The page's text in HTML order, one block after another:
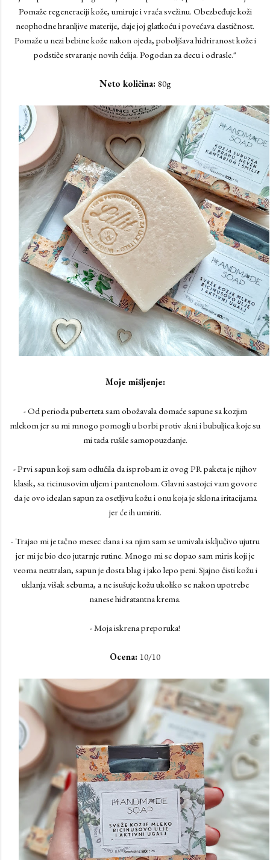
Pomaže regeneraciji kože, umiruje i vraća svežinu. Obezbeđuje koži
neophodne hranljive materije, daje joj glatkoću i povećava elastičnost.
Pomaže u nezi bebine kože nakon ojeda, poboljšava hidriranost kože i
podstiče stvaranje novih ćelija. Pogodan za decu i odrasle."
Neto količina: 80g
Moje mišljenje:
- Od perioda puberteta sam obožavala domaće sapune sa kozjim
mlekom jer su mi mnogo pomogli u borbi protiv akni i bubuljica koje su
mi tada rušile samopouzdanje.
- Prvi sapun koji sam odlučila da isprobam iz ovog PR paketa je njihov
klasik, sa ricinusovim uljem i pantenolom. Glavni sastojci vam govore
da je ovo idealan sapun za osetljivu kožu i onu koja je sklona iritacijama
jer će ih umiriti.
- Trajao mi je tačno mesec dana i sa njim sam se umivala isključivo ujutru
jer mi je bio deo jutarnje rutine. Mnogo mi se dopao sam miris koji je
veoma neutralan, sapun je dosta blag i jako lepo peni. Sjajno čisti kožu i
uklanja višak sebuma, a ne isušuje kožu ukoliko se nakon upotrebe
nanese hidratantna krema.
- Moja iskrena preporuka!
Ocena: 10/10